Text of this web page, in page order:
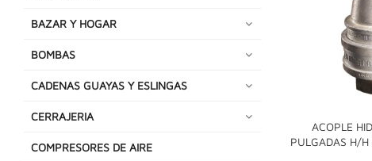
BAZAR Y HOGAR
BOMBAS
CADENAS GUAYAS Y ESLINGAS
CERRAJERIA
COMPRESORES DE AIRE
ACOPLE
PULGADAS H/
